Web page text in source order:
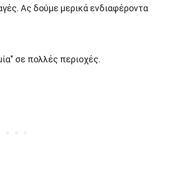
Ας δούμε μερικά ενδιαφέροντα
σε πολλές περιοχές.